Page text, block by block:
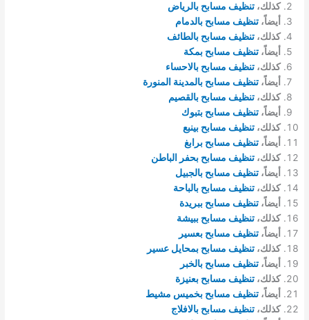
كذلك،تنظيف مسابح بالرياض
أيضاً،تنظيف مسابح بالدمام
كذلك،تنظيف مسابح بالطائف
أيضاً،تنظيف مسابح بمكة
كذلك،تنظيف مسابح بالاحساء
أيضاً،تنظيف مسابح بالمدينة المنورة
كذلك،تنظيف مسابح بالقصيم
أيضاً،تنظيف مسابح بتبوك
كذلك،تنظيف مسابح بينبع
أيضاً،تنظيف مسابح برابغ
كذلك،تنظيف مسابح بحفر الباطن
أيضاً،تنظيف مسابح بالجبيل
كذلك،تنظيف مسابح بالباحة
أيضاً،تنظيف مسابح ببريدة
كذلك،تنظيف مسابح ببيشة
أيضاً،تنظيف مسابح بعسير
كذلك،تنظيف مسابح بمحايل عسير
أيضاً،تنظيف مسابح بالخبر
كذلك،تنظيف مسابح بعنيزة
أيضاً،تنظيف مسابح بخميس مشيط
كذلك،تنظيف مسابح بالافلاج